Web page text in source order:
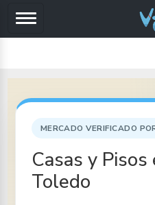
MERCADO VERIFICADO
Casas y Pisos
Toledo